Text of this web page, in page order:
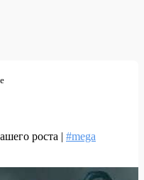
роста | #mega